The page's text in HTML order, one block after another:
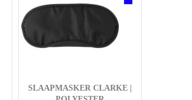
SLAAPMASKER CLARKE |